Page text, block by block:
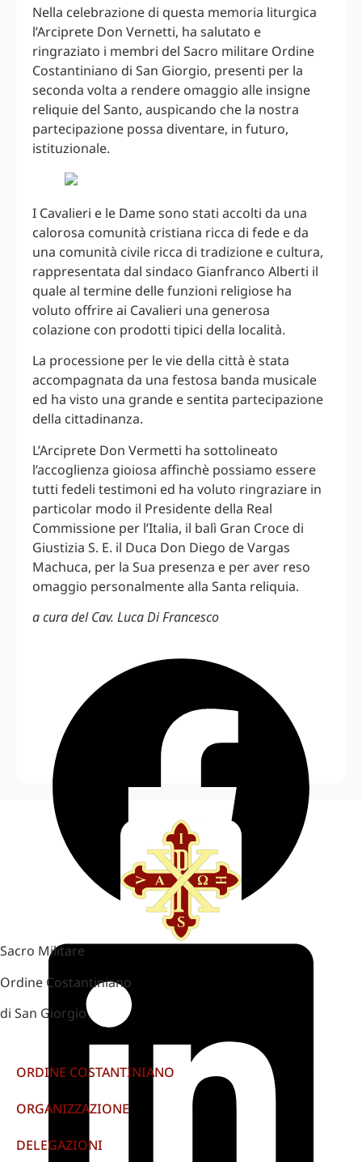
Nella celebrazione di questa memoria liturgica
l’Arciprete Don Vernetti, ha salutato e
ringraziato i membri del Sacro militare Ordine
Costantiniano di San Giorgio, presenti per la
seconda volta a rendere omaggio alle insigne
reliquie del Santo, auspicando che la nostra
partecipazione possa diventare, in futuro,
istituzionale.
I Cavalieri e le Dame sono stati accolti da una
calorosa comunità cristiana ricca di fede e da
una comunità civile ricca di tradizione e cultura,
rappresentata dal sindaco Gianfranco Alberti il
quale al termine delle funzioni religiose ha
voluto offrire ai Cavalieri una generosa
colazione con prodotti tipici della località.
La processione per le vie della città è stata
accompagnata da una festosa banda musicale
ed ha visto una grande e sentita partecipazione
della cittadinanza.
L’Arciprete Don Vermetti ha sottolineato
l’accoglienza gioiosa affinchè possiamo essere
tutti fedeli testimoni ed ha voluto ringraziare in
particolar modo il Presidente della Real
Commissione per l’Italia, il balì Gran Croce di
Giustizia S. E. il Duca Don Diego de Vargas
Machuca, per la Sua presenza e per aver reso
omaggio personalmente alla Santa reliquia.
a cura del Cav. Luca Di Francesco
Sacro Militare
Ordine Costantiniano
di San Giorgio
ORDINE COSTANTINIANO
ORGANIZZAZIONE
DELEGAZIONI